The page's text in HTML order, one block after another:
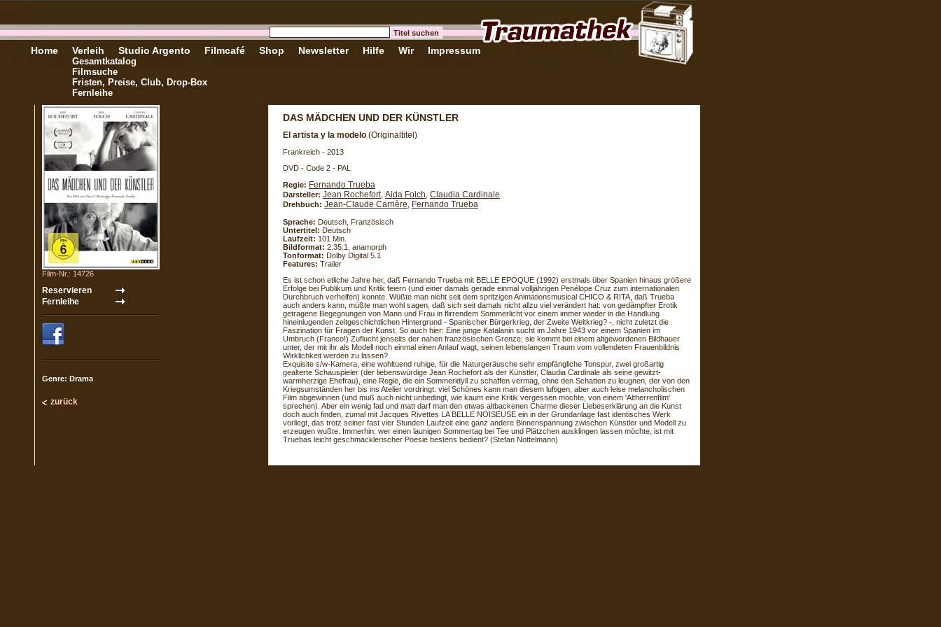
Home Verleih
Gesamtkatalog
Filmsuche
Fristen, Preise, Club, Drop-Box
Fernleihe
Studio Argento Filmcafé Shop Newsletter Hilfe Wir Impressum
Film-Nr.: 14726
Genre: Drama
zurück
DAS MÄDCHEN UND DER KÜNSTLER
El artista y la modelo (Originaltitel)
Frankreich - 2013
DVD - Code 2 - PAL
Regie: Fernando Trueba
Darsteller: Jean Rochefort, Aida Folch Claudia Cardinale
Drehbuch: Jean-Claude Carrière Fernando Trueba
Sprache: Deutsch, Französisch
Untertitel: Deutsch
Laufzeit: 101 Min.
Bildformat: 2.35:1, anamorph
Tonformat: Dolby Digital 5.1
Features: Trailer
Es ist schon etliche Jahre her, daß Fernando Trueba mit BELLE EPOQUE (1992) erstmals über Spanien hinaus größere
Erfolge bei Publikum und Kritik feiern (und einer damals gerade einmal volljährigen Penélope Cruz zum internationalen
Durchbruch verhelfen) konnte. Wüßte man nicht seit dem spritzigen Animationsmusical CHICO & RITA, daß Trueba
auch anders kann, müßte man wohl sagen, daß sich seit damals nicht allzu viel verändert hat: von gedämpfter Erotik
getragene Begegnungen von Mann und Frau in flirrendem Sommerlicht vor einem immer wieder in die Handlung
hineinlugenden zeitgeschichtlichen Hintergrund - Spanischer Bürgerkrieg, der Zweite Weltkrieg? -, nicht zuletzt die
Faszination für Fragen der Kunst. So auch hier: Eine junge Katalanin sucht im Jahre 1943 vor einem Spanien im
Umbruch (Franco!) Zuflucht jenseits der nahen französischen Grenze; sie kommt bei einem altgewordenen Bildhauer
unter, der mit ihr als Modell noch einmal einen Anlauf wagt, seinen lebenslangen Traum vom vollendeten Frauenbildnis
Wirklichkeit werden zu lassen?
Exquisite s/w-Kamera, eine wohltuend ruhige, für die Naturgeräusche sehr empfängliche Tonspur, zwei großartig
gealterte Schauspieler (der liebenswürdige Jean Rochefort als der Künstler, Claudia Cardinale als seine gewitzt-
warmherzige Ehefrau), eine Regie, die ein Sommeridyll zu schaffen vermag, ohne den Schatten zu leugnen, der von den
Kriegsumständen her bis ins Atelier vordringt: viel Schönes kann man diesem luftigen, aber auch leise melancholischen
Film abgewinnen (und muß auch nicht unbedingt, wie kaum eine Kritik vergessen mochte, von einem 'Altherrenfilm'
sprechen). Aber ein wenig fad und matt darf man den etwas altbackenen Charme dieser Liebeserklärung an die Kunst
doch auch finden, zumal mit Jacques Rivettes LA BELLE NOISEUSE ein in der Grundanlage fast identisches Werk
vorliegt, das trotz seiner fast vier Stunden Laufzeit eine ganz andere Binnenspannung zwischen Künstler und Modell zu
erzeugen wußte. Immerhin: wer einen launigen Sommertag bei Tee und Plätzchen ausklingen lassen möchte, ist mit
Truebas leicht geschmäcklerischer Poesie bestens bedient? (Stefan Nottelmann)